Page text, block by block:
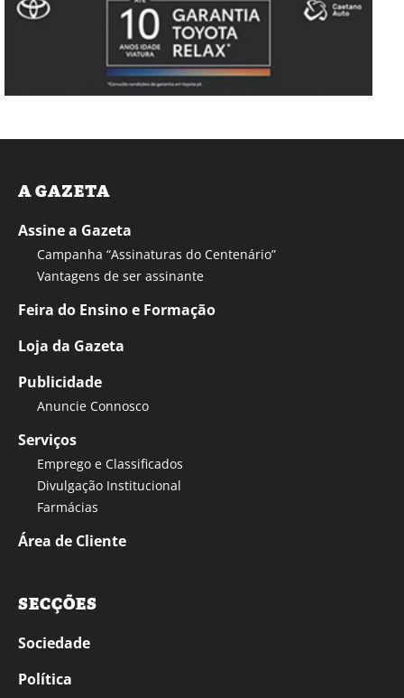
A GAZETA
Assine a Gazeta
Campanha “Assinaturas do Centenário”
Vantagens de ser assinante
Feira do Ensino e Formação
Loja da Gazeta
Publicidade
Anuncie Connosco
Serviços
Emprego e Classificados
Divulgação Institucional
Farmácias
Área de Cliente
SECÇÕES
Sociedade
Política